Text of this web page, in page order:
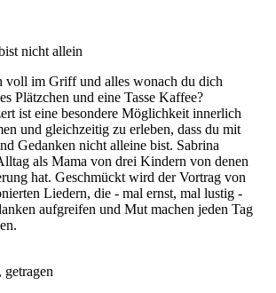
nicht allein
voll im Griff und alles wonach du dich
Plätzchen und eine Tasse Kaffee?
ist eine besondere Möglichkeit innerlich
und gleichzeitig zu erleben, dass du mit
Gedanken nicht alleine bist. Sabrina
als Mama von drei Kindern von denen
hat. Geschmückt wird der Vortrag von
Liedern, die - mal ernst, mal lustig -
aufgreifen und Mut machen jeden Tag